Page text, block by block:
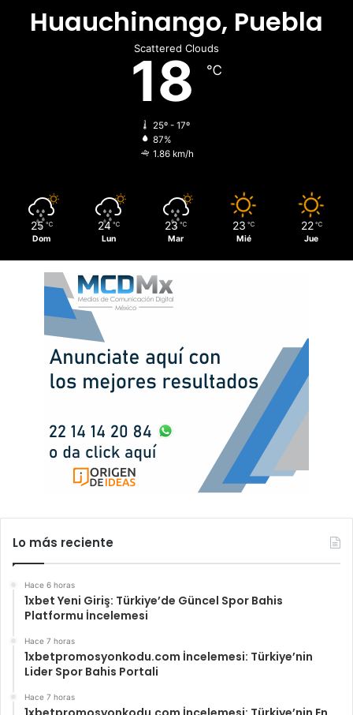
Huauchinango, Puebla
Scattered Clouds
18 ℃
25º - 17º
87%
1.86 km/h
25 ℃
Dom
24 ℃
Lun
23 ℃
Mar
23 ℃
Mié
22 ℃
Jue
Lo más reciente
Hace 6 horas
1xbet Yeni Giriş: Türkiye’de Güncel Spor Bahis
Platformu İncelemesi
Hace 7 horas
1xbetpromosyonkodu.com İncelemesi: Türkiye’nin
Lider Spor Bahis Portali
Hace 7 horas